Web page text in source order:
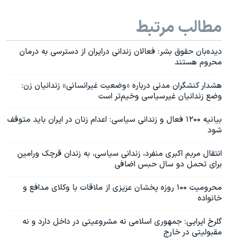
مطالب مرتبط
دیده‌بان حقوق بشر: فعالان زندانی درایران از دسترسی به درمان
محروم هستند
هشدار کنشگران مدنی درباره «وضعیت غیرانسانی» زندانیان زن:
وضع زندانیان غیرسیاسی وخیم‌تر است
بیانیه‌ ۱۲۰۰ فعال و زندانی سیاسی: اعدام زنان در ایران باید متوقف
شود
انتقال مریم اکبری منفرد، زندانی سیاسی، به زندان قرچک ورامین
برای تحمل دو سال حبس اضافی
محرومیت ۱۰۰ روزه پخشان عزیزی از ملاقات با وکلای مدافع و
خانواده
گلرخ ایرایی: جمهوری اسلامی نه مشروعیتی در داخل دارد و نه
مقبولیتی در خارج